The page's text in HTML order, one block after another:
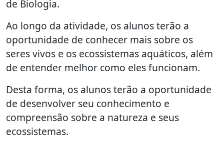
de Biologia.
Ao longo da atividade, os alunos terão a
oportunidade de conhecer mais sobre os
seres vivos e os ecossistemas aquáticos, além
de entender melhor como eles funcionam.
Desta forma, os alunos terão a oportunidade
de desenvolver seu conhecimento e
compreensão sobre a natureza e seus
ecossistemas.